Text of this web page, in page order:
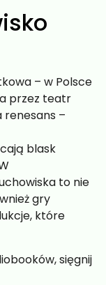
– w Polsce
przez teatr
renesans –
blask
to nie
gry
które
sięgnij